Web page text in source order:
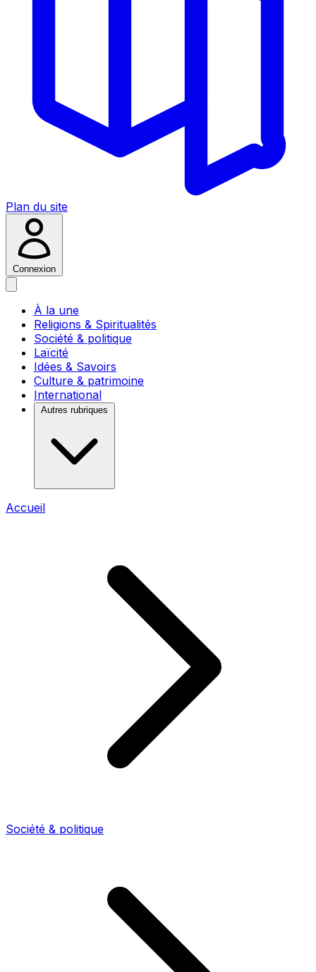
Plan du site
Connexion
À la une
Religions & Spiritualités
Société & politique
Laïcité
Idées & Savoirs
Culture & patrimoine
International
Autres rubriques
Accueil
Société & politique